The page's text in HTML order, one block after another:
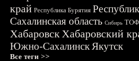
край Республика Бурятия
Сахалинская область Сибирь ТОФ
ХабаровскХабаровский
Южно-СахалинскЯкутск
Все теги >>